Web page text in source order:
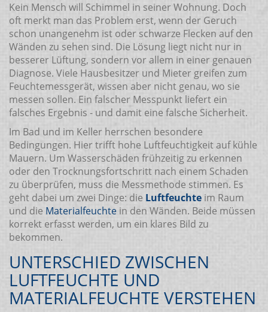
Kein Mensch will Schimmel in seiner Wohnung. Doch
oft merkt man das Problem erst, wenn der Geruch
schon unangenehm ist oder schwarze Flecken auf den
Wänden zu sehen sind. Die Lösung liegt nicht nur in
besserer Lüftung, sondern vor allem in einer genauen
Diagnose. Viele Hausbesitzer und Mieter greifen zum
Feuchtemessgerät, wissen aber nicht genau, wo sie
messen sollen. Ein falscher Messpunkt liefert ein
falsches Ergebnis - und damit eine falsche Sicherheit.
Im Bad und im Keller herrschen besondere
Bedingungen. Hier trifft hohe Luftfeuchtigkeit auf kühle
Mauern. Um Wasserschäden frühzeitig zu erkennen
oder den Trocknungsfortschritt nach einem Schaden
zu überprüfen, muss die Messmethode stimmen. Es
geht dabei um zwei Dinge: die Luftfeuchte im Raum
und die Materialfeuchte in den Wänden. Beide müssen
korrekt erfasst werden, um ein klares Bild zu
bekommen.
UNTERSCHIED ZWISCHEN
LUFTFEUCHTE UND
MATERIALFEUCHTE VERSTEHEN